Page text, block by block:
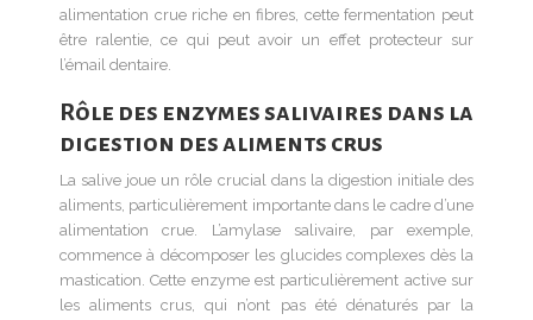
alimentation crue riche en fibres, cette fermentation peut
être ralentie, ce qui peut avoir un effet protecteur sur
l’émail dentaire.
Rôle des enzymes salivaires dans la
digestion des aliments crus
La salive joue un rôle crucial dans la digestion initiale des
aliments, particulièrement importante dans le cadre d’une
alimentation crue. L’amylase salivaire, par exemple,
commence à décomposer les glucides complexes dès la
mastication. Cette enzyme est particulièrement active sur
les aliments crus, qui n’ont pas été dénaturés par la